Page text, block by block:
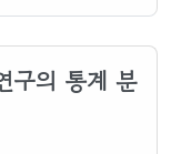
구의 통계 분